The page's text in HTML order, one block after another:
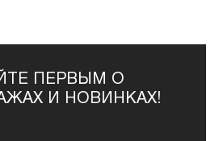
ПЕРВЫМ О
И НОВИНКАХ!